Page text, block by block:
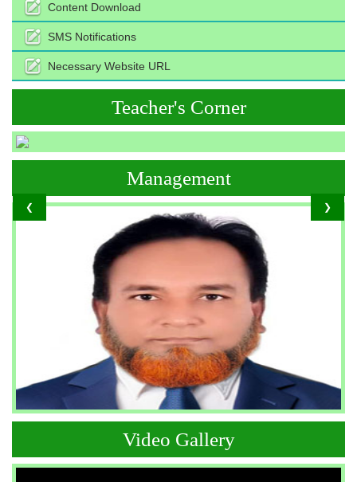
Content Download
SMS Notifications
Necessary Website URL
Teacher's Corner
❮ ❯
Management
Video Gallery